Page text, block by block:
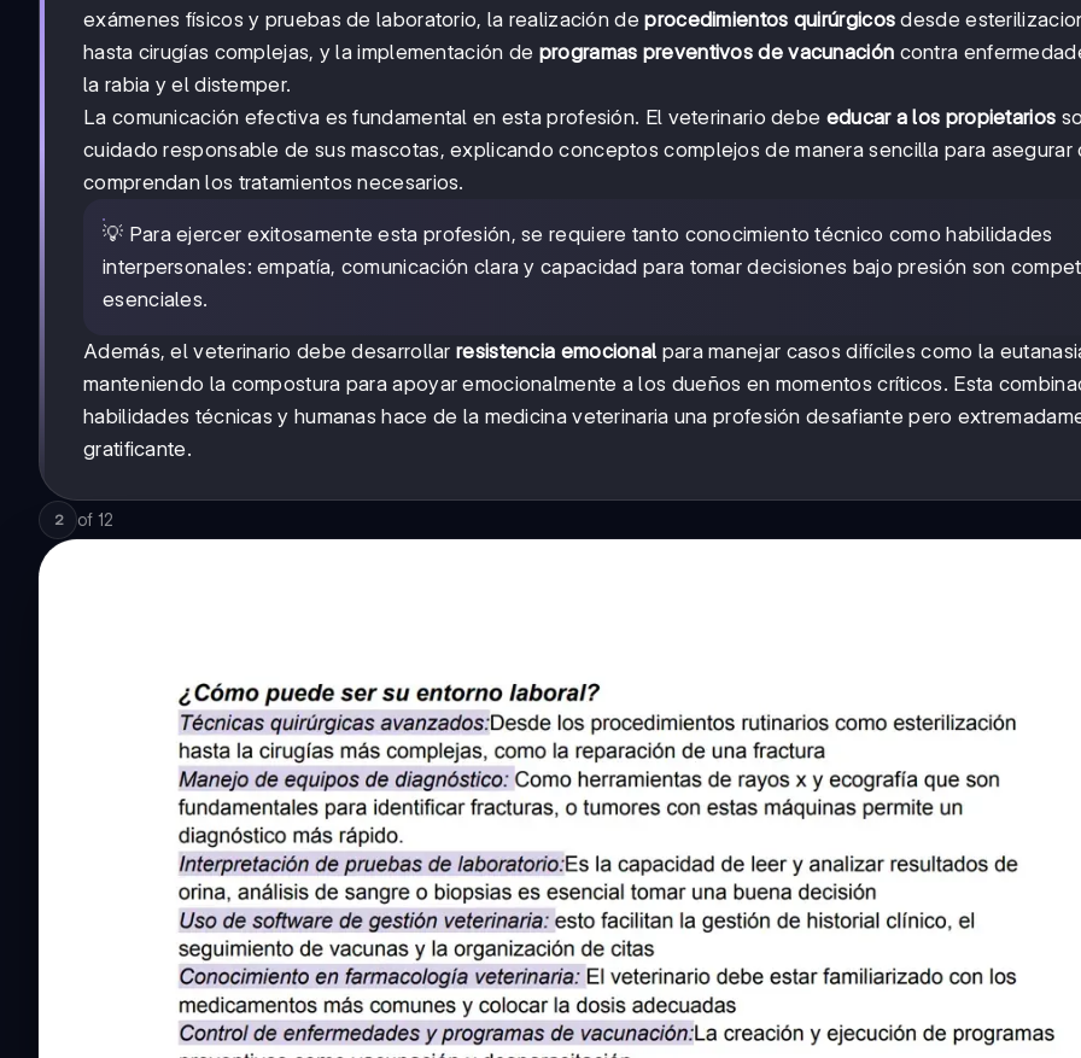
exámenes físicos y pruebas de laboratorio, la realización deprocedimientos quirúrgicos desde
hasta cirugías complejas, y la implementación de programas preventivos de vacunación contra
la rabia y el distemper.
La comunicación efectiva es fundamental en esta profesión. El veterinario debe educar a los propietarios
cuidado responsable de sus mascotas, explicando conceptos complejos de manera sencilla para asegurar
comprendan los tratamientos necesarios.
💡 Para ejercer exitosamente esta profesión, se requiere tanto conocimiento técnico como habilidades
interpersonales: empatía, comunicación clara y capacidad para tomar decisiones bajo presión son
esenciales.
Además, el veterinario debe desarrollar resistencia emocional para manejar casos difíciles como la
manteniendo la compostura para apoyar emocionalmente a los dueños en momentos críticos. Esta
habilidades técnicas y humanas hace de la medicina veterinaria una profesión desafiante pero
gratificante.
2 of 12